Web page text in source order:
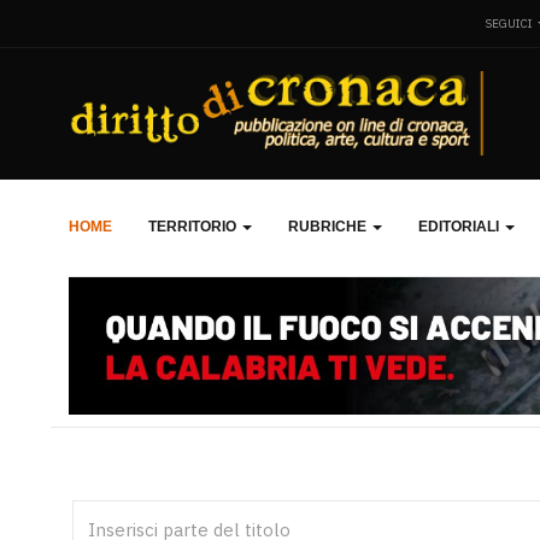
SEGUICI
HOME TERRITORIO RUBRICHE EDITORIALI